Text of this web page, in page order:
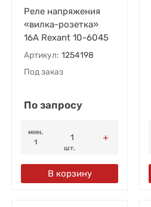
Реле напряжения
«вилка-розетка»
16А Rexant 10-6045
Артикул: 1254198
Под заказ
По запросу
мин.
1
шт.
В корзину